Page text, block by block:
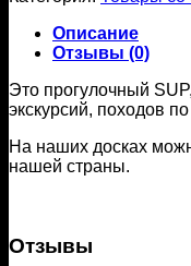
Описание
Отзывы (0)
Это прогулочный
экскурсий, походов
На наших досках
нашей страны.
Отзывы